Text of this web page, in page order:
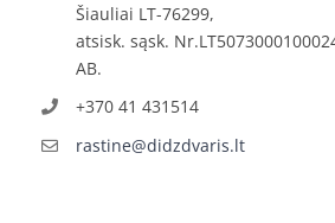
Šiauliai LT-76299,
atsisk. sąsk.
AB.
+370 41 431514
rastine@didzdvaris.lt